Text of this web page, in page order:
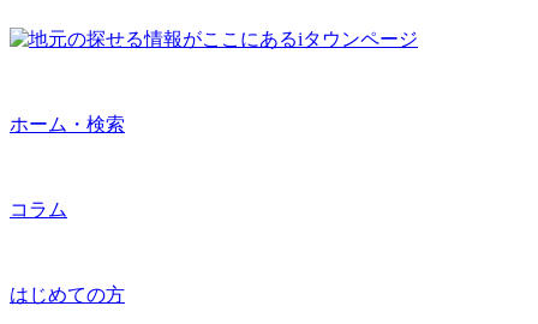
ホーム・検索
コラム
はじめての方